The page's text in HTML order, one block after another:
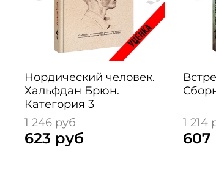
Нордический человек.
Хальфдан Брюн.
Категория 3
1 246 руб
623 руб
1 214
607